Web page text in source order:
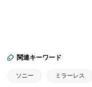
関連キーワード
ソニー ミラーレス